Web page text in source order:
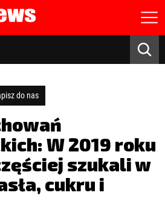
do nas
W 2019 roku
szukali w
cukru i